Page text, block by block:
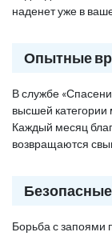
наденет уже в
Опытные
В службе
высшей
Каждый месяц
возвращаются
Борьба с запоями